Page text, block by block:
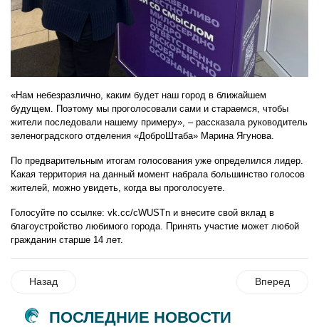
«Нам небезразлично, каким будет наш город в ближайшем
будущем. Поэтому мы проголосовали сами и стараемся, чтобы
жители последовали нашему примеру», – рассказала руководитель
зеленоградского отделения «ДоброШтаба» Марина Ягунова.
По предварительным итогам голосования уже определился лидер.
Какая территория на данный момент набрала большинство голосов
жителей, можно увидеть, когда вы проголосуете.
Голосуйте по ссылке: vk.cc/cWUSTn и внесите свой вклад в
благоустройство любимого города. Принять участие может любой
гражданин старше 14 лет.
Назад Вперед
ПОСЛЕДНИЕ НОВОСТИ